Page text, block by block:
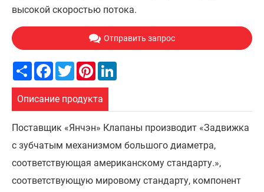
высокой скоростью потока.
Отправить запрос
ShareFacebook
TwitterPinterest
Описание продукта
Поставщик «Янчэн» Клапаны производит «Задвижка
с зубчатым механизмом большого диаметра,
соответствующая американскому стандарту.»,
соответствующую мировому стандарту, компонент